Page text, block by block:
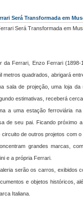
Será Transformada em
da Ferrari, Enzo Ferrari
metros quadrados, abrigará
sala de projeção, uma loja
estimativas, receberá
a uma estação ferroviária
de seu pai. Ficando próximo
de outros projetos com
grandes marcas,
e a própria Ferrari.
serão os carros, exibidos
e objetos históricos,
Italiana.